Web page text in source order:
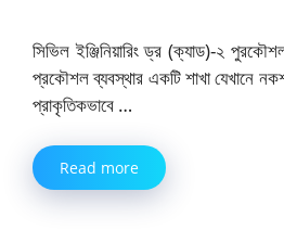
সিভিল ইঞ্জিনিয়ারিং ড্র (ক্যাড)-২
প্রকৌশল ব্যবস্থার একটি শাখা যেখানে
প্রাকৃতিকভাবে …
Read more